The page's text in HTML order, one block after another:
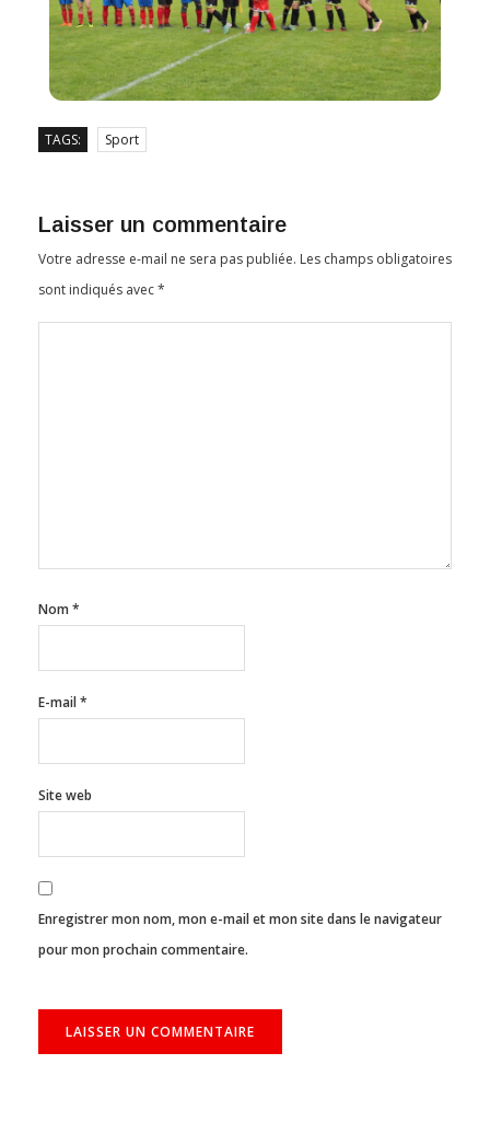
TAGS: Sport
Laisser un commentaire
Votre adresse e-mail ne sera pas publiée. Les champs obligatoires
sont indiqués avec*
Nom *
E-mail*
Site web
Enregistrer mon nom, mon e-mail et mon site dans le navigateur
pour mon prochain commentaire.